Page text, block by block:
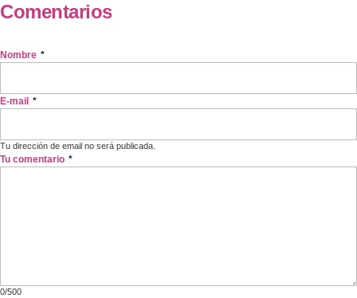
Comentarios
Nombre *
E-mail *
Tu dirección de email no será publicada.
Tu comentario *
0/500